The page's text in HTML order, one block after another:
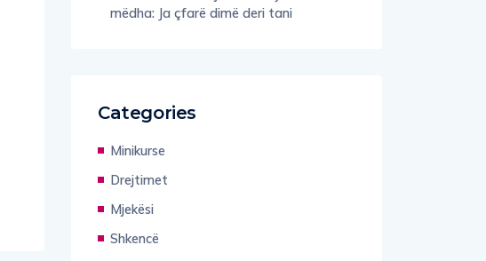
mëdha: Ja çfarë dimë deri tani
Categories
Minikurse
Drejtimet
Mjekësi
Shkencë